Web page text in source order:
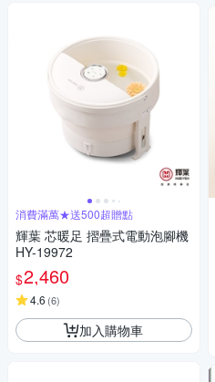
消費滿萬★送500超贈點
輝葉 芯暖足 摺疊式電動泡腳機
HY-19972
$2,460
4.6 (6)
加入購物車